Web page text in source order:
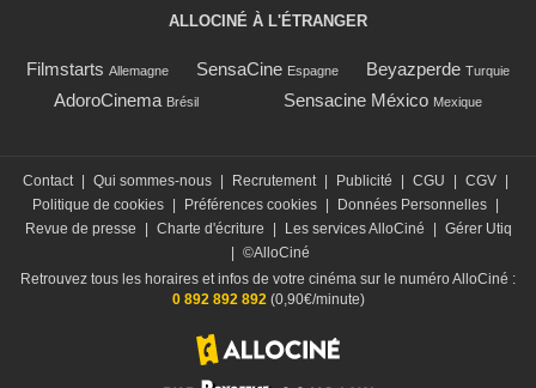
ALLOCINÉ À L'ÉTRANGER
Filmstarts Allemagne SensaCine Espagne Beyazperde Turquie
AdoroCinema Brésil Sensacine México Mexique
Contact Qui sommes-nous Recrutement Publicité CGU CGV
Politique de cookies
Préférences cookies Données Personnelles
Revue de presse
Charte d'écriture Les services AlloCiné
Gérer Utiq
©AlloCiné
Retrouvez tous les horaires et infos de votre cinéma sur le numéro AlloCiné :
0 892 892 892(0,90€/minute)